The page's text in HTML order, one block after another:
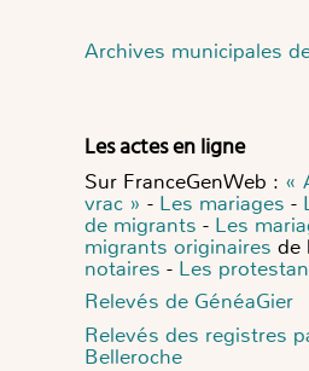
Archives municipales
Les actes en ligne
Sur FranceGenWeb : «
vrac » - Les mariages -
de migrants - Les
migrants originaires de
notaires - Les
Relevés de GénéaGier
Relevés des registres
Belleroche